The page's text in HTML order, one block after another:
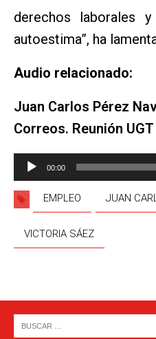
derechos laborales
autoestima”, ha
Audio relacionado:
Juan Carlos Pérez
Correos. Reunión UGT
Reproductor
audio
00:00
EMPLEO JUAN
VICTORIA SÁEZ